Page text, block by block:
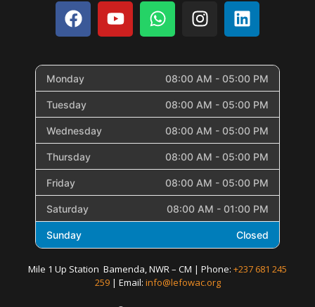
Monday 08:00 AM - 05:00 PM
Tuesday 08:00 AM - 05:00 PM
Wednesday 08:00 AM - 05:00 PM
Thursday 08:00 AM - 05:00 PM
Friday 08:00 AM - 05:00 PM
Saturday 08:00 AM - 01:00 PM
Sunday Closed
Mile 1 Up Station Bamenda, NWR – CM | Phone: +237 681 245
259| Email: info@lefowac.org